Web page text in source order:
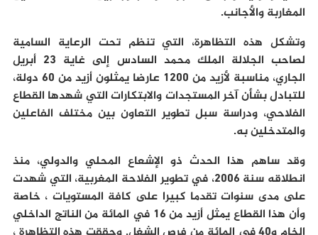
المغاربة والأجانب.
وتشكل هذه التظاهرة، التي تنظم تحت الرعاية السامية
لصاحب الجلالة الملك محمد السادس إلى غاية 23 أبريل
الجاري، مناسبة لأزيد من 1200 عارضا يمثلون أزيد من 60 دولة،
للتبادل بشأن آخر المستجدات والابتكارات التي شهدها القطاع
الفلاحي، ودراسة سبل تطوير التعاون بين مختلف الفاعلين
والمتدخلين به.
وقد ساهم هذا الحدث ذو الإشعاع المحلي والدولي، منذ
انطلاقه سنة 2006، في تطوير الفلاحة المغربية، التي شهدت
على مدى سنوات تقدما كبيرا على كافة المستويات ، خاصة
وأن هذا القطاع يمثل أزيد من 16 في المائة من الناتج الداخلي